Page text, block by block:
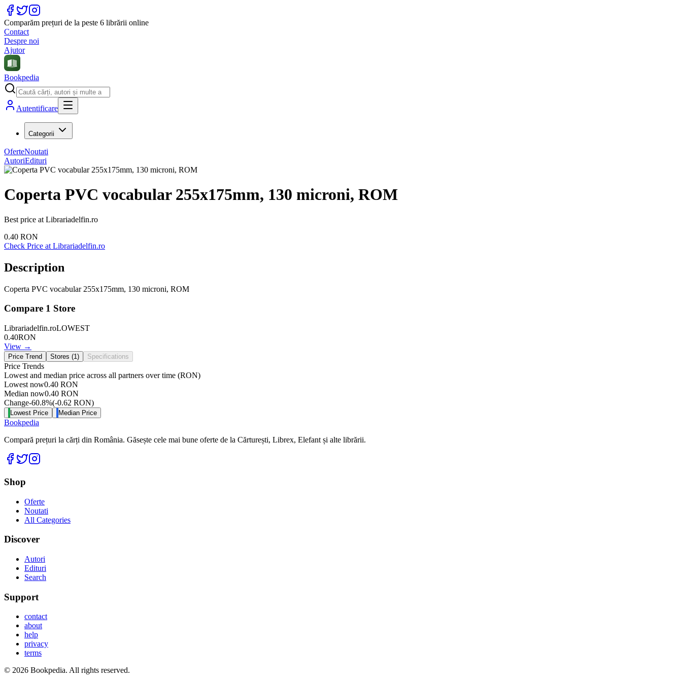
Comparăm prețuri de la peste 6 librării online
Contact
Despre noi
Ajutor
Bookpedia
Autentificare
Categorii
OferteNoutati
AutoriEdituri
Coperta PVC vocabular 255x175mm, 130 microni, ROM
Best price at Librariadelfin.ro
0.40 RON
Check Price at Librariadelfin.ro
Description
Coperta PVC vocabular 255x175mm, 130 microni, ROM
Compare 1 Store
Librariadelfin.roLOWEST
0.40RON
View →
Price Trend Stores (1) Specifications
Price Trends
Lowest and median price across all partners over time (RON)
Lowest now0.40 RON
Median now0.40 RON
Change-60.8%(-0.62 RON)
Lowest Price Median Price
Bookpedia
Compară prețuri la cărți din România. Găsește cele mai bune oferte de la Cărturești, Librex, Elefant și alte librării.
Facebook
Twitter
Shop
Oferte
Noutati
All Categories
Discover
Autori
Edituri
Search
Support
contact
about
help
privacy
terms
© 2026 Bookpedia. All rights reserved.